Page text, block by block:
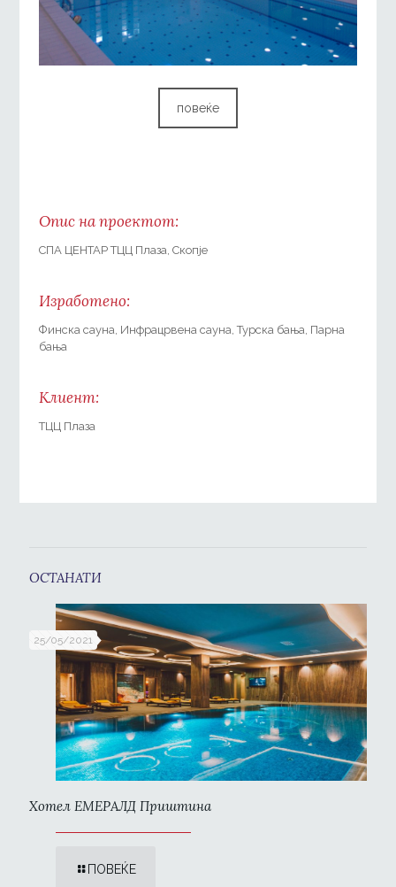
повеќе
Опис на проектот:
СПА ЦЕНТАР ТЦЦ Плаза, Скопје
Изработено:
Финска сауна, Инфрацрвена сауна, Турска бања, Парна
бања
Клиент:
ТЦЦ Плаза
ОСТАНАТИ
25/05/2021
Хотел ЕМЕРАЛД Приштина
ПОВЕЌЕ